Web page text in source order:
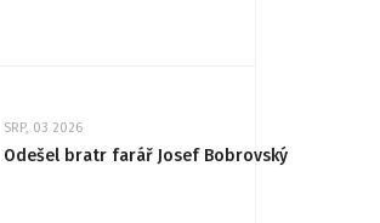
SRP, 03 2026
Odešel bratr farář Josef Bobrovský